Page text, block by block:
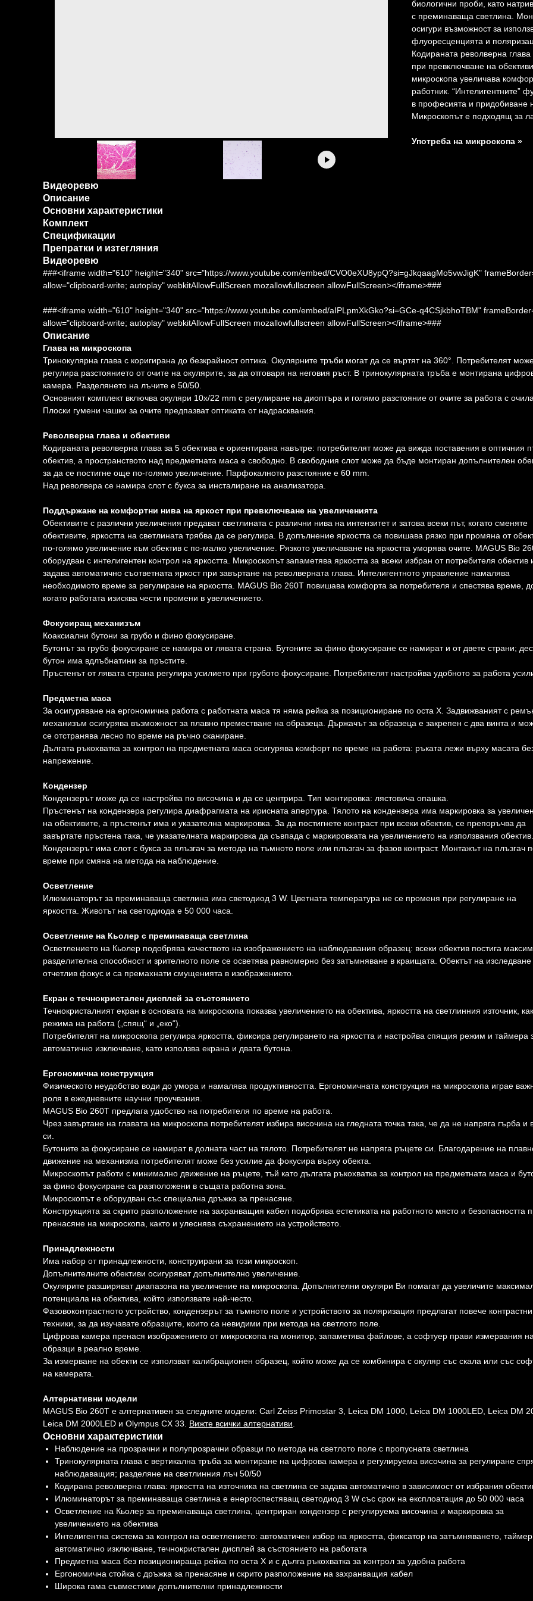
биологични проби, като
с преминаваща светлина.
осигури възможност за
флуоресценцията и
Кодираната револверна
при превключване на
микроскопа увеличава
работник. “Интелигентните”
в професията и придобиване
Микроскопът е подходящ за
Употреба на микроскопа »
Видеоревю
Описание
Основни характеристики
Комплект
Спецификации
Препратки и изтегляния
Видеоревю
###<iframe width="610" height="340" src="https://www.youtube.com/embed/CVO0eXU8ypQ?si=gJkqaagMo5vwJigK"
allow="clipboard-write; autoplay" webkitAllowFullScreen mozallowfullscreen allowFullScreen></iframe>###
###<iframe width="610" height="340" src="https://www.youtube.com/embed/aIPLpmXkGko?si=GCe-q4CSjkbhoTBM"
allow="clipboard-write; autoplay" webkitAllowFullScreen mozallowfullscreen allowFullScreen></iframe>###
Описание
Глава на микроскопа
Тринокулярна глава с коригирана до безкрайност оптика. Окулярните тръби могат да се въртят на 360°. Потребителят
регулира разстоянието от очите на окулярите, за да отговаря на неговия ръст. В тринокулярната тръба е монтирана
камера. Разделянето на лъчите е 50/50.
Основният комплект включва окуляри 10x/22 mm с регулиране на диоптъра и голямо разстояние от очите за работа с очила.
Плоски гумени чашки за очите предпазват оптиката от надрасквания.
Револверна глава и обективи
Кодираната револверна глава за 5 обектива е ориентирана навътре: потребителят може да вижда поставения в оптичния
обектив, а пространството над предметната маса е свободно. В свободния слот може да бъде монтиран допълнителен
за да се постигне още по-голямо увеличение. Парфокалното разстояние е 60 mm.
Над револвера се намира слот с букса за инсталиране на анализатора.
Поддържане на комфортни нива на яркост при превключване на увеличенията
Обективите с различни увеличения предават светлината с различни нива на интензитет и затова всеки път, когато сменяте
обективите, яркостта на светлината трябва да се регулира. В допълнение яркостта се повишава рязко при промяна от
по-голямо увеличение към обектив с по-малко увеличение. Рязкото увеличаване на яркостта уморява очите. MAGUS Bio
оборудван с интелигентен контрол на яркостта. Микроскопът запаметява яркостта за всеки избран от потребителя обектив
задава автоматично съответната яркост при завъртане на револверната глава. Интелигентното управление намалява
необходимото време за регулиране на яркостта. MAGUS Bio 260T повишава комфорта за потребителя и спестява време,
когато работата изисква чести промени в увеличението.
Фокусиращ механизъм
Коаксиални бутони за грубо и фино фокусиране.
Бутонът за грубо фокусиране се намира от лявата страна. Бутоните за фино фокусиране се намират и от двете страни;
бутон има вдлъбнатини за пръстите.
Пръстенът от лявата страна регулира усилието при грубото фокусиране. Потребителят настройва удобното за работа
Предметна маса
За осигуряване на ергономична работа с работната маса тя няма рейка за позициониране по оста X. Задвижваният с
механизъм осигурява възможност за плавно преместване на образеца. Държачът за образеца е закрепен с два винта и
се отстранява лесно по време на ръчно сканиране.
Дългата ръкохватка за контрол на предметната маса осигурява комфорт по време на работа: ръката лежи върху масата
напрежение.
Кондензер
Кондензерът може да се настройва по височина и да се центрира. Тип монтировка: лястовича опашка.
Пръстенът на кондензера регулира диафрагмата на ирисната апертура. Тялото на кондензера има маркировка за
на обективите, а пръстенът има и указателна маркировка. За да постигнете контраст при всеки обектив, се препоръчва да
завъртате пръстена така, че указателната маркировка да съвпада с маркировката на увеличението на използвания обектив.
Кондензерът има слот с букса за плъзгач за метода на тъмното поле или плъзгач за фазов контраст. Монтажът на плъзгач
време при смяна на метода на наблюдение.
Осветление
Илюминаторът за преминаваща светлина има светодиод 3 W. Цветната температура не се променя при регулиране на
яркостта. Животът на светодиода е 50 000 часа.
Осветление на Кьолер с преминаваща светлина
Осветлението на Кьолер подобрява качеството на изображението на наблюдавания образец: всеки обектив постига
разделителна способност и зрителното поле се осветява равномерно без затъмняване в краищата. Обектът на изследване
отчетлив фокус и са премахнати смущенията в изображението.
Екран с течнокристален дисплей за състоянието
Течнокристалният екран в основата на микроскопа показва увеличението на обектива, яркостта на светлинния източник,
режима на работа („спящ“ и „еко“).
Потребителят на микроскопа регулира яркостта, фиксира регулирането на яркостта и настройва спящия режим и таймера
автоматично изключване, като използва екрана и двата бутона.
Ергономична конструкция
Физическото неудобство води до умора и намалява продуктивността. Ергономичната конструкция на микроскопа играе
роля в ежедневните научни проучвания.
MAGUS Bio 260T предлага удобство на потребителя по време на работа.
Чрез завъртане на главата на микроскопа потребителят избира височина на гледната точка така, че да не напряга гърба и
си.
Бутоните за фокусиране се намират в долната част на тялото. Потребителят не напряга ръцете си. Благодарение на
движение на механизма потребителят може без усилие да фокусира върху обекта.
Микроскопът работи с минимално движение на ръцете, тъй като дългата ръкохватка за контрол на предметната маса и
за фино фокусиране са разположени в същата работна зона.
Микроскопът е оборудван със специална дръжка за пренасяне.
Конструкцията за скрито разположение на захранващия кабел подобрява естетиката на работното място и безопасността
пренасяне на микроскопа, както и улеснява съхранението на устройството.
Принадлежности
Има набор от принадлежности, конструирани за този микроскоп.
Допълнителните обективи осигуряват допълнително увеличение.
Окулярите разширяват диапазона на увеличение на микроскопа. Допълнителни окуляри Ви помагат да увеличите
потенциала на обектива, който използвате най-често.
Фазовоконтрастното устройство, кондензерът за тъмното поле и устройството за поляризация предлагат повече контрастни
техники, за да изучавате образците, които са невидими при метода на светлото поле.
Цифрова камера пренася изображението от микроскопа на монитор, запаметява файлове, а софтуер прави измервания на
образци в реално време.
За измерване на обекти се използват калибрационен образец, който може да се комбинира с окуляр със скала или със
на камерата.
Алтернативни модели
MAGUS Bio 260T е алтернативен за следните модели: Carl Zeiss Primostar 3, Leica DM 1000, Leica DM 1000LED, Leica DM
Leica DM 2000LED и Olympus CX 33. Вижте всички алтернативи
Основни характеристики
Наблюдение на прозрачни и полупрозрачни образци по метода на светлото поле с пропусната светлина
Тринокулярната глава с вертикална тръба за монтиране на цифрова камера и регулируема височина за регулиране
наблюдаващия; разделяне на светлинния лъч 50/50
Кодирана револверна глава: яркостта на източника на светлина се задава автоматично в зависимост от избрания
Илюминаторът за преминаваща светлина е енергоспестяващ светодиод 3 W със срок на експлоатация до 50 000 часа
Осветление на Кьолер за преминаваща светлина, центриран кондензер с регулируема височина и маркировка за
увеличението на обектива
Интелигентна система за контрол на осветлението: автоматичен избор на яркостта, фиксатор на затъмняването, таймер
автоматично изключване, течнокристален дисплей за състоянието на работата
Предметна маса без позиционираща рейка по оста X и с дълга ръкохватка за контрол за удобна работа
Ергономична стойка с дръжка за пренасяне и скрито разположение на захранващия кабел
Широка гама съвместими допълнителни принадлежности